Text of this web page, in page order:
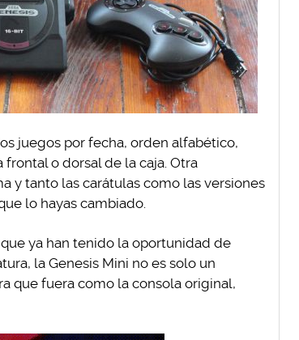
juegos por fecha, orden alfabético,
o dorsal de la caja. Otra
y tanto las carátulas como las versiones
lo hayas cambiado.
ya han tenido la oportunidad de
la Genesis Mini no es solo un
que fuera como la consola original,